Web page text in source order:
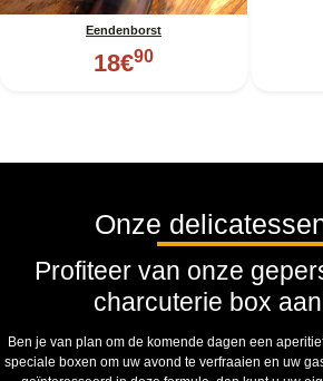
Eendenborst
18€90
Onze
Profiteer van onze
charcuterie box
Ben je van plan om de komende dagen een
speciale boxen om uw avond te verfraaien en uw